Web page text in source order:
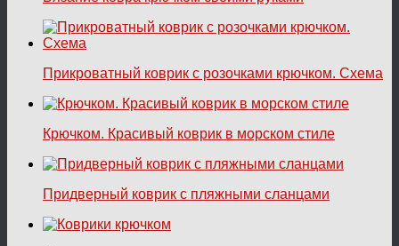
Прикроватный коврик с розочками крючком. Схема
Крючком. Красивый коврик в морском стиле
Придверный коврик с пляжными сланцами